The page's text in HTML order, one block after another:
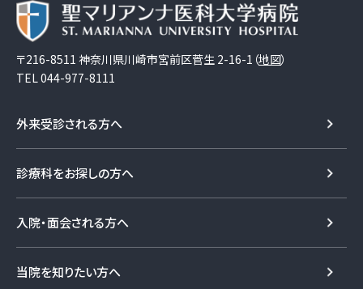
〒216-8511 神奈川県川崎市宮前区菅生 2-16-1（地図）
TEL 044-977-8111
外来受診される方へ
診療科をお探しの方へ
入院・面会される方へ
当院を知りたい方へ